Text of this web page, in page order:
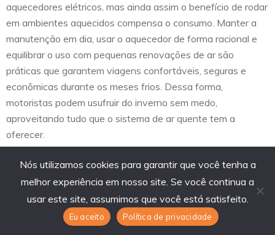
aquecedores elétricos, mas ainda assim o benefício de rodar
em ambientes aquecidos compensa o consumo. Manter a
manutenção em dia, usar o aquecedor de forma racional e
equilibrar o uso com pequenas renovações de ar são
práticas que garantem viagens confortáveis, seguras e
econômicas durante os meses frios. Dessa forma,
motoristas podem usufruir do inverno sem medo,
aproveitando tudo que o sistema de ar quente tem a
oferecer.
Compartilhar Tweet
Comentar
Nós utilizamos cookies para garantir que você tenha a
melhor experiência em nosso site. Se você continua a
usar este site, assumimos que você está satisfeito.
Eu aceito Política de privacidade